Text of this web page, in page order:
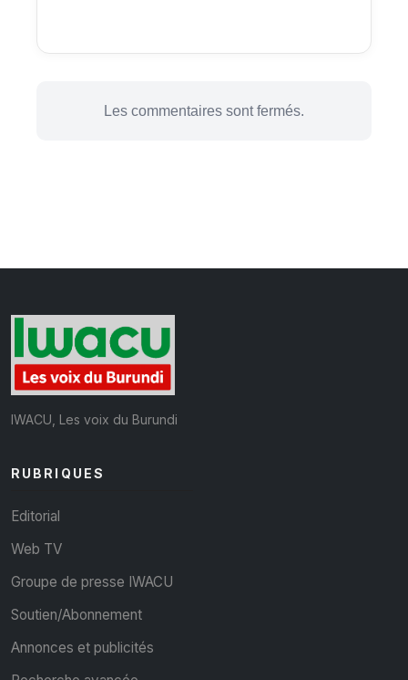
Les commentaires sont fermés.
IWACU, Les voix du Burundi
RUBRIQUES
Editorial
Web TV
Groupe de presse IWACU
Soutien/Abonnement
Annonces et publicités